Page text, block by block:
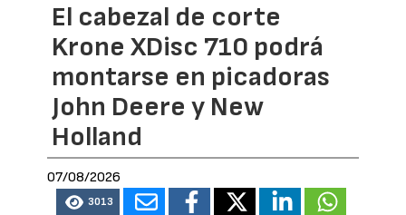
El cabezal de corte
Krone XDisc 710 podrá
montarse en picadoras
John Deere y New
Holland
07/08/2026
3013